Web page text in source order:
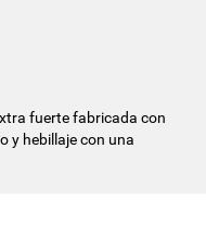
fuerte fabricada con
y hebillaje con una